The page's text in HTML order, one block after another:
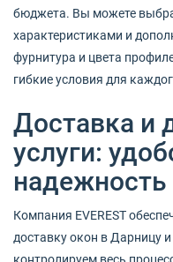
бюджета. Вы можете
характеристиками и
фурнитура и цвета
гибкие условия для
Доставка и
услуги:
надежность
Компания EVEREST
доставку окон в Дарницу